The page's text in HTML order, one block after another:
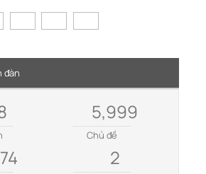
đàn
5,999
Chủ đề
2